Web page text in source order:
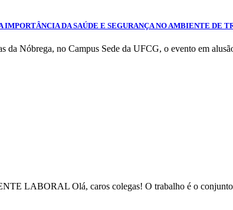
DA SAÚDE E SEGURANÇA NO AMBIENTE DE
Nóbrega, no Campus Sede da UFCG, o evento em
LABORAL Olá, caros colegas! O trabalho é o conjunto